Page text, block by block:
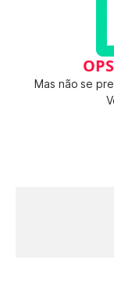
Mas não se